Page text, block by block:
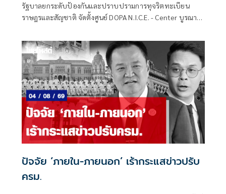
รัฐบาลยกระดับป้องกันและปราบปรามการทุจริตทะเบียน
ราษฎรและสัญชาติ จัดตั้งศูนย์ DOPA N.I.C.E. - Center บูรณา
ปัจจัย ‘ภายใน-ภายนอก’ เร้ากระแสข่าวปรับ
ครม.